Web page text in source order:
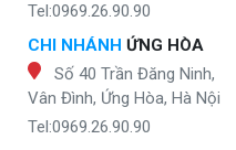
Tel:0969.26.90.90
CHI NHÁNH ỨNG HÒA
Số 40 Trần Đăng Ninh,
Vân Đình, Ứng Hòa, Hà Nội
Tel:0969.26.90.90